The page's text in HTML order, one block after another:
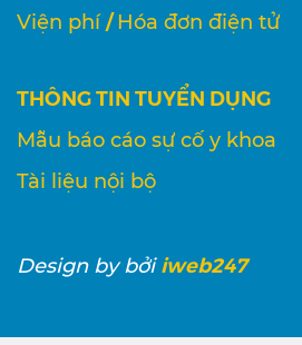
Viện phí / Hóa đơn điện tử
THÔNG TIN TUYỂN DỤNG
Mẫu báo cáo sự cố y khoa
Tài liệu nội bộ
Designby bởi iweb247